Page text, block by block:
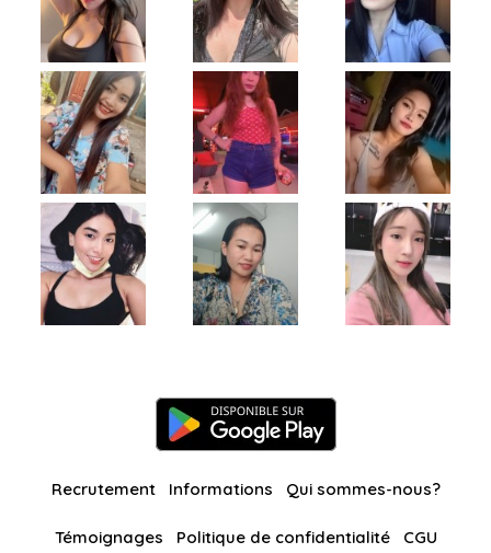
Recrutement Informations Qui sommes-nous?
Témoignages Politique de confidentialité CGU